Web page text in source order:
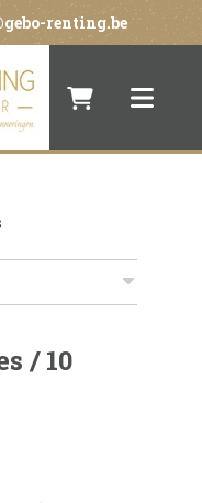
renting.be
Naar Toggle
/ 10